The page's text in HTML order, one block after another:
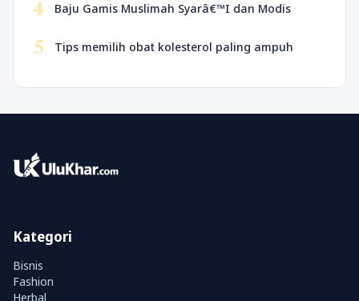
4 Baju Gamis Muslimah Syarâ€™I dan Modis
5 Tips memilih obat kolesterol paling ampuh
Kategori
Bisnis
Fashion
Herbal